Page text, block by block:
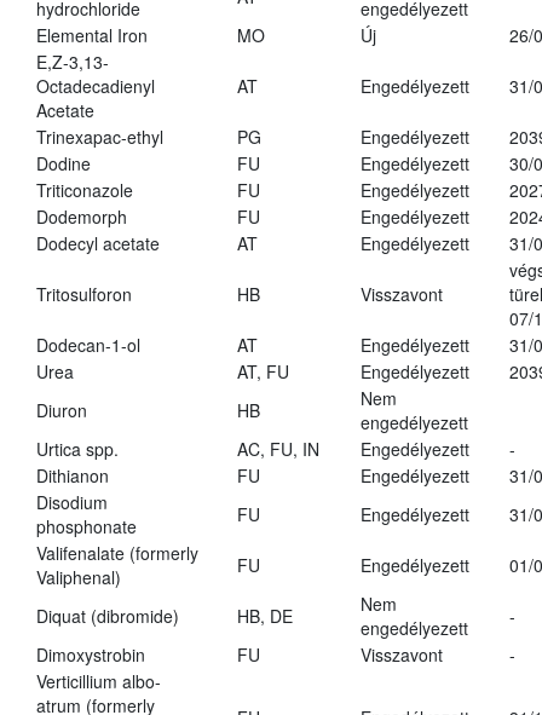
hydrochloride
engedélyezett
Elemental Iron
MO Új
26/
E,Z-3,13-
Octadecadienyl
Acetate
AT Engedélyezett 31/
Trinexapac-ethyl PG Engedélyezett
Dodine
FU Engedélyezett
30/
Triticonazole
FU Engedélyezett
Dodemorph
FU Engedélyezett
Dodecyl acetate
AT Engedélyezett 31/
Tritosulforon HB Visszavont
07/
Dodecan-1-ol
AT Engedélyezett
31/
Urea
AT, FU Engedélyezett
Diuron
HB
Nem
engedélyezett
Urtica spp.
AC, FU, IN Engedélyezett
-
Dithianon
FU Engedélyezett
31/
Disodium
phosphonate
FU Engedélyezett
31/
Valifenalate (formerly
Valiphenal)
FU Engedélyezett 01/
Diquat (dibromide) HB, DE
Nem
engedélyezett
-
Dimoxystrobin
FU Visszavont
-
Verticillium albo-
atrum (formerly